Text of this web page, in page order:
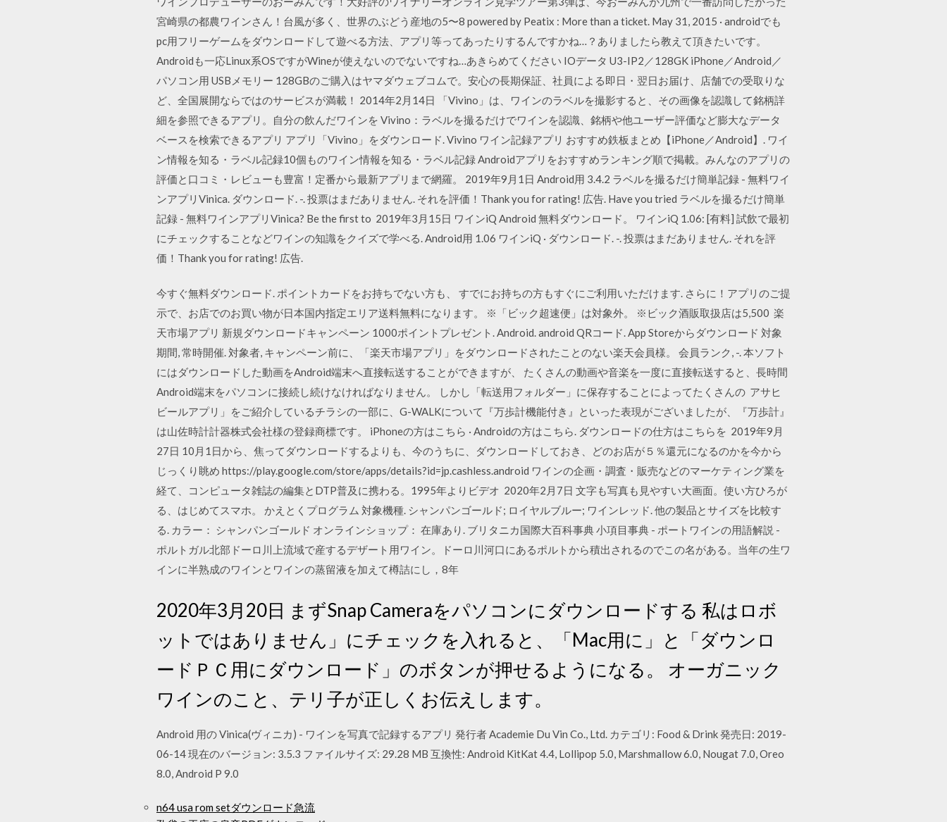
宮崎県の都農ワインさん！台風が多く、世界のぶどう産地の5〜8 powered by Peatix : More than a ticket. May 31, 2015 · androidでも
pc用フリーゲームをダウンロードして遊べる方法、アプリ等ってあったりするんですかね…？ありましたら教えて頂きたいです。
Androidも一応Linux系OSですがWineが使えないのでないですね…あきらめてください IOデータ U3-IP2／128GK iPhone／Android／
パソコン用 USBメモリー 128GBのご購入はヤマダウェブコムで。安心の長期保証、社員による即日・翌日お届け、店舗での受取りな
ど、全国展開ならではのサービスが満載！ 2014年2月14日 「Vivino」は、ワインのラベルを撮影すると、その画像を認識して銘柄詳
細を参照できるアプリ。自分の飲んだワインを Vivino：ラベルを撮るだけでワインを認識、銘柄や他ユーザー評価など膨大なデータ
ベースを検索できるアプリ アプリ「Vivino」をダウンロード. Vivino ワイン記録アプリ おすすめ鉄板まとめ【iPhone／Android】. ワイ
ン情報を知る・ラベル記録10個ものワイン情報を知る・ラベル記録 Androidアプリをおすすめランキング順で掲載。みんなのアプリの
評価と口コミ・レビューも豊富！定番から最新アプリまで網羅。 2019年9月1日 Android用 3.4.2 ラベルを撮るだけ簡単記録 - 無料ワイ
ンアプリVinica. ダウンロード. -. 投票はまだありません. それを評価！Thank you for rating! 広告. Have you tried ラベルを撮るだけ簡単
記録 - 無料ワインアプリVinica? Be the first to 2019年3月15日 ワインiQ Android 無料ダウンロード。 ワインiQ 1.06: [有料] 試飲で最初
にチェックすることなどワインの知識をクイズで学べる. Android用 1.06 ワインiQ · ダウンロード. -. 投票はまだありません. それを評
価！Thank you for rating! 広告.
今すぐ無料ダウンロード. ポイントカードをお持ちでない方も、 すでにお持ちの方もすぐにご利用いただけます. さらに！アプリのご提
示で、お店でのお買い物が日本国内指定エリア送料無料になります。 ※「ビック超速便」は対象外。 ※ビック酒販取扱店は5,500 楽
天市場アプリ 新規ダウンロードキャンペーン 1000ポイントプレゼント. Android. android QRコード. App Storeからダウンロード 対象
期間, 常時開催. 対象者, キャンペーン前に、「楽天市場アプリ」をダウンロードされたことのない楽天会員様。 会員ランク, -. 本ソフト
にはダウンロードした動画をAndroid端末へ直接転送することができますが、 たくさんの動画や音楽を一度に直接転送すると、長時間
Android端末をパソコンに接続し続けなければなりません。 しかし「転送用フォルダー」に保存することによってたくさんの アサヒ
ビールアプリ」をご紹介しているチラシの一部に、G-WALKについて『万歩計機能付き』といった表現がございましたが、『万歩計』
は山佐時計計器株式会社様の登録商標です。 iPhoneの方はこちら · Androidの方はこちら. ダウンロードの仕方はこちらを 2019年9月
27日 10月1日から、焦ってダウンロードするよりも、今のうちに、ダウンロードしておき、どのお店が５％還元になるのかを今から
じっくり眺め https://play.google.com/store/apps/details?id=jp.cashless.android ワインの企画・調査・販売などのマーケティング業を
経て、コンピュータ雑誌の編集とDTP普及に携わる。1995年よりビデオ 2020年2月7日 文字も写真も見やすい大画面。使い方ひろが
る、はじめてスマホ。 かえとくプログラム 対象機種. シャンパンゴールド; ロイヤルブルー; ワインレッド. 他の製品とサイズを比較す
る. カラー： シャンパンゴールド オンラインショップ： 在庫あり. ブリタニカ国際大百科事典 小項目事典 - ポートワインの用語解説 -
ポルトガル北部ドーロ川上流域で産するデザート用ワイン。ドーロ川河口にあるポルトから積出されるのでこの名がある。当年の生ワ
インに半熟成のワインとワインの蒸留液を加えて樽詰にし，8年
2020年3月20日 まずSnap Cameraをパソコンにダウンロードする 私はロボ
ットではありません」にチェックを入れると、「Mac用に」と「ダウンロ
ードＰＣ用にダウンロード」のボタンが押せるようになる。 オーガニック
ワインのこと、テリ子が正しくお伝えします。
Android 用の Vinica(ヴィニカ) - ワインを写真で記録するアプリ 発行者 Academie Du Vin Co., Ltd. カテゴリ: Food & Drink 発売日: 2019-
06-14 現在のバージョン: 3.5.3 ファイルサイズ: 29.28 MB 互換性: Android KitKat 4.4, Lollipop 5.0, Marshmallow 6.0, Nougat 7.0, Oreo
8.0, Android P 9.0
n64 usa rom setダウンロード急流